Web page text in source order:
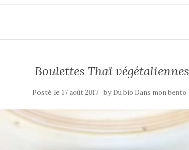
Boulettes Thaï végétaliennes
Posté le 17 août 2017 by Du bio Dans mon bento